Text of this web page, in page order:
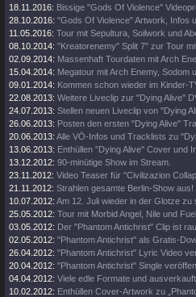
18.11.2016: Bissige "Gods Of Violence"
28.10.2016: "Gods Of Violence" Artwork, Infos
11.05.2016: Tour mit Sepultura, Soilwork und
08.10.2014: "Kreatorenemy" Split 7" zur Tour
02.09.2014: Massenhaft Tourdaten mit Arch
15.04.2014: Megatour mit Arch Enemy, Sodom
09.01.2014: Kommen schon wieder im Kinder-
22.08.2013: Weitere Liveclip zur "Dying Alive"
24.07.2013: Stellen neuen Liveclip von "Dying
26.06.2013: Posten den ersten "Dying Alive"
20.06.2013: Alle VÖ-Infos und Tracklists zu
13.06.2013: Enthüllen "Dying Alive" Cover und
13.12.2012: 90-minütige Show im Stream.
23.11.2012: Video Teaser für "Civilizazion
21.11.2012: Strahlen gesamte Berlin-Show aus!
10.07.2012: Am 12. Juli wieder in der Glotze zu
25.05.2012: Tour mit Morbid Angel, Nile und
03.05.2012: Der "Phantom Antichrist" Clip ist
02.05.2012: "Phantom Antichrist" als Gratis-
26.04.2012: "Phantom Antichrist" Lyric Video
20.04.2012: "Phantom Antichrist" Single
04.04.2012: Viele edle Formate und
10.02.2012: Enthüllen Cover-Artwork zu